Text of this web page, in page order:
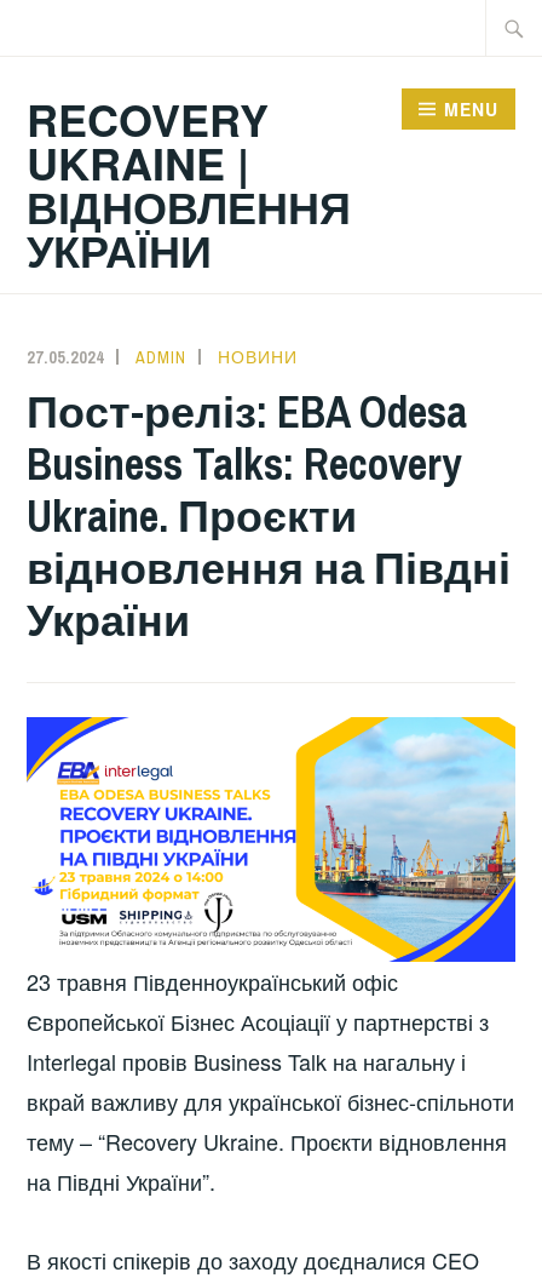
RECOVERY
UKRAINE |
ВІДНОВЛЕННЯ
УКРАЇНИ
MENU
27.05.2024 ADMIN НОВИНИ
Пост-реліз: EBA Odesa
Business Talks: Recovery
Ukraine. Проєкти
відновлення на Півдні
України
23 травня Південноукраїнський офіс
Європейської Бізнес Асоціації у партнерстві з
Interlegal провів Business Talk на нагальну і
вкрай важливу для української бізнес-спільноти
тему – “Recovery Ukraine. Проєкти відновлення
на Півдні України”.
В якості спікерів до заходу доєдналися CEO